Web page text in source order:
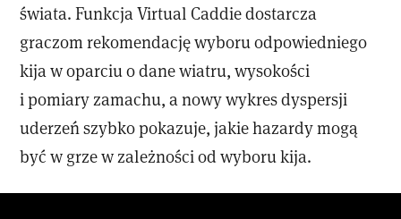
świata. Funkcja Virtual Caddie dostarcza
graczom rekomendację wyboru odpowiedniego
kija w oparciu o dane wiatru, wysokości
i pomiary zamachu, a nowy wykres dyspersji
uderzeń szybko pokazuje, jakie hazardy mogą
być w grze w zależności od wyboru kija.